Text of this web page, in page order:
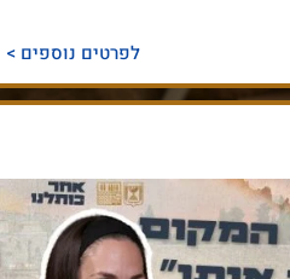
לפרטים נוספים >